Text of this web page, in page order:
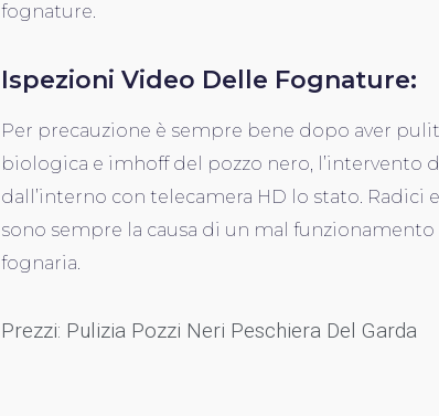
fognature.
Ispezioni Video Delle Fognature:
Per precauzione è sempre bene dopo aver
biologica e imhoff del pozzo nero, l’intervento
dall’interno con telecamera HD lo stato. Radici
sono sempre la causa di un mal
fognaria.
Prezzi: Pulizia Pozzi Neri Peschiera Del Garda